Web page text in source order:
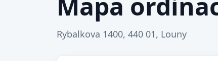
Rybalkova 1400, 440 01, Louny